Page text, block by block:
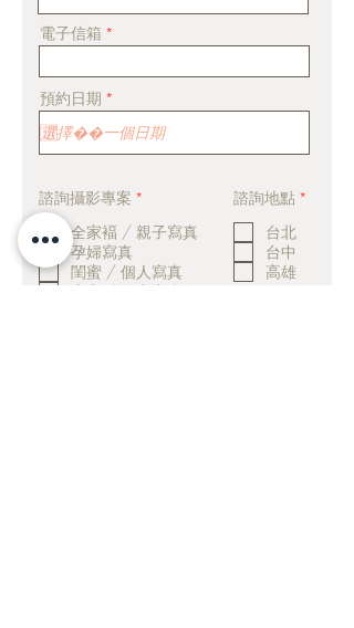
電子信箱
預約日期 *r
e
q
i
e
d
諮詢攝影專案 *必
全家褔 / 親子寫真
孕婦寫真
閨蜜 / 個人寫真
寶寶 / 兒童寫真
諮詢地點 *必
台北
台中
高雄